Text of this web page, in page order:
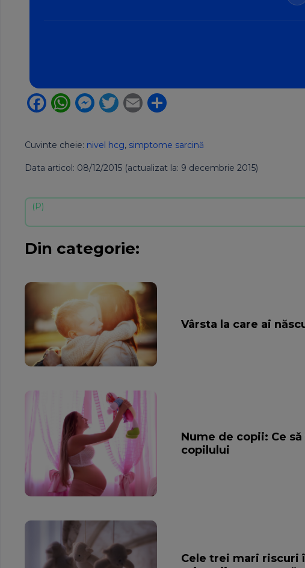
Facebook
WhatsApp
Messenger
Twitter
Email
Cuvinte cheie: nivel hcg, simptome sarcină
Data articol: 08/12/2015 (actualizat la: 9 decembrie 2015)
Din categorie:
Vârsta la care ai
Nume de copii: Ce
copilului
Cele trei mari riscuri